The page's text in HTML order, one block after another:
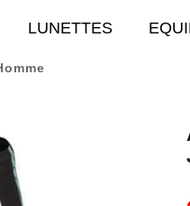
LUNETTES